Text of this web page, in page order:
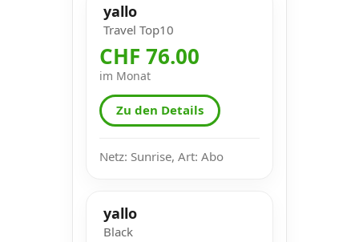
yallo
Travel Top10
CHF 76.00
im Monat
Zu den Details
Netz: Sunrise, Art: Abo
yallo
Black